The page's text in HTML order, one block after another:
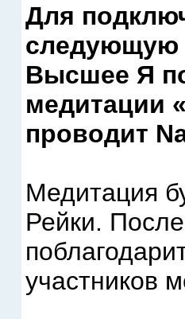
Для
Высшее Я
медитации
проводит
Медитация
Рейки.
участников